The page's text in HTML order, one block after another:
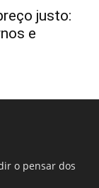
justo:
e
o pensar dos